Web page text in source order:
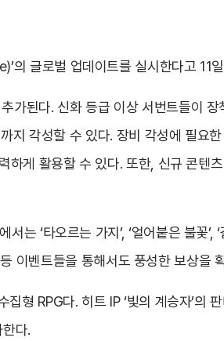
의 글로벌 업데이트를 실시한다고 11
가된다. 신화 등급 이상 서번트들이
각성할 수 있다. 장비 각성에 필요한
게 활용할 수 있다. 또한, 신규 콘텐츠
는 ‘타오르는 가지’, ‘얼어붙은 불꽃’,
이벤트들을 통해서도 풍성한 보상을
형 RPG다. 히트 IP ‘빛의 계승자’의
다.